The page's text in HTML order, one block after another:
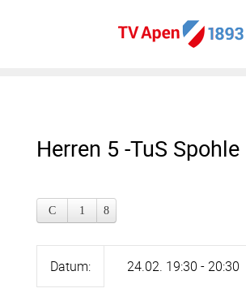
Herren 5 -TuS
Datum: 24.02. 19:30 - 20:30